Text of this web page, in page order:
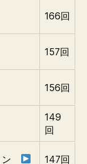
166回
157回
156回
149
回
ン 147回